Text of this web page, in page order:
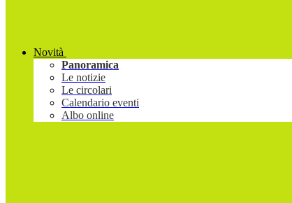
Novità
Panoramica
Le notizie
Le circolari
Calendario eventi
Albo online